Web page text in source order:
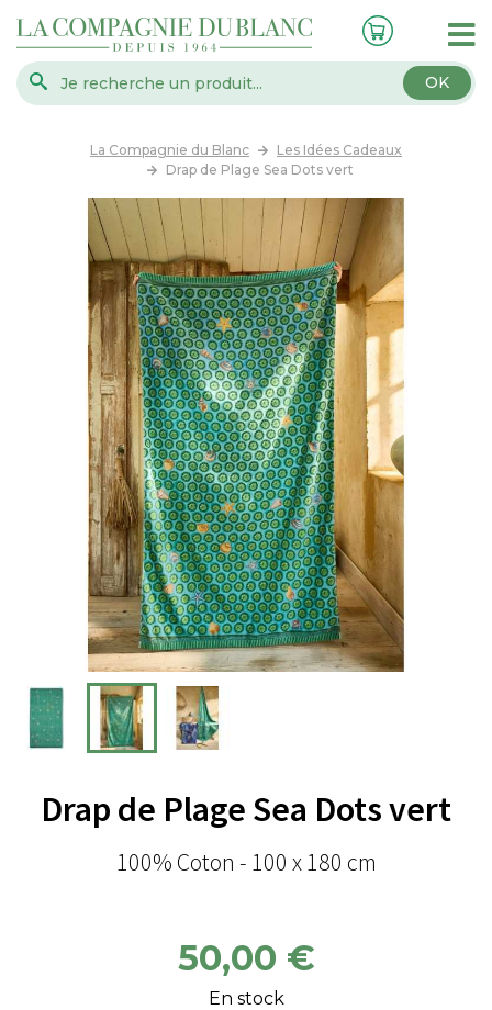
OK
La Compagnie du Blanc
Les Idées Cadeaux
Drap de Plage Sea Dots vert
Drap de Plage Sea Dots vert
100% Coton - 100 x 180 cm
50,00 €
En stock